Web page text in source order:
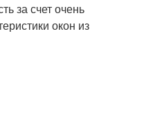
за счет очень
окон из